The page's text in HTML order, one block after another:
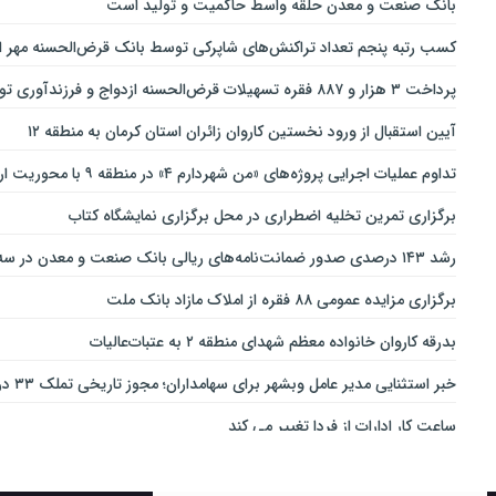
بانك صنعت و معدن حلقه واسط حاكمیت و تولید است
کسب رتبه پنجم تعداد تراکنش‌های شاپرکی توسط بانک قرض‌الحسنه مهر
پرداخت ۳ هزار و ۸۸۷ فقره تسهیلات قرض‌الحسنه ازدواج و فرزندآوری توسط بانک پاسارگاد تا پایان خردادماه ۱۴۰۵
آیین استقبال از ورود نخستین کاروان زائران استان کرمان به منطقه ۱۲
تداوم عملیات اجرایی پروژه‌های «من شهردارم ۴» در منطقه ۹ با محوریت ارتقای ایمنی و تسهیل تردد
برگزاری تمرین تخلیه اضطراری در محل برگزاری نمایشگاه کتاب
رشد ۱۴۳ درصدی صدور ضمانت‌نامه‌های ریالی بانک صنعت و معدن در سه‌ماهه نخست سال جاری
برگزاری مزایده عمومی ۸۸ فقره از املاک مازاد بانک ملت
بدرقه کاروان خانواده معظم شهدای منطقه ۲ به عتبات‌عالیات
خبر استثنایی مدیر عامل وبشهر برای سهامداران؛ مجوز تاریخی تملک ۳۳ درصدی بانک اقتصاد نوین اخذ شد
ساعت کار ادارات از فردا تغییر می کند